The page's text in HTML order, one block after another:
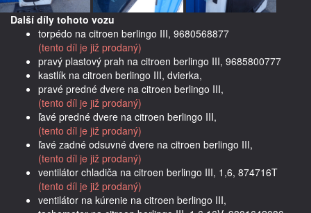
Další díly tohoto vozu
torpédo na citroen berlingo III, 9680568877
(tento díl je již prodaný)
pravý plastový prah na citroen berlingo III, 9685800777
kastlík na citroen berlingo III, dvierka,
pravé predné dvere na citroen berlingo III,
(tento díl je již prodaný)
ľavé predné dvere na citroen berlingo III,
(tento díl je již prodaný)
ľavé zadné odsuvné dvere na citroen berlingo III,
(tento díl je již prodaný)
ventilátor chladiča na citroen berlingo III, 1,6, 874716T
(tento díl je již prodaný)
ventilátor na kúrenie na citroen berlingo III,